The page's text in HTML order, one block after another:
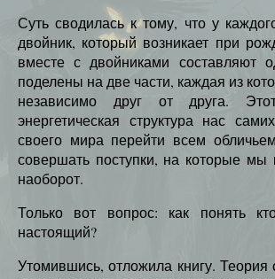
Суть сводилась к тому, что у
двойник, который возникает при
вместе с двойниками составляют
поделены на две части, каждая из
независимо друг от друга.
энергетическая структура нас
своего мира перейти всем
совершать поступки, на которые
наоборот.
Только вот вопрос: как понять
настоящий?
Утомившись, отложила книгу. Теория